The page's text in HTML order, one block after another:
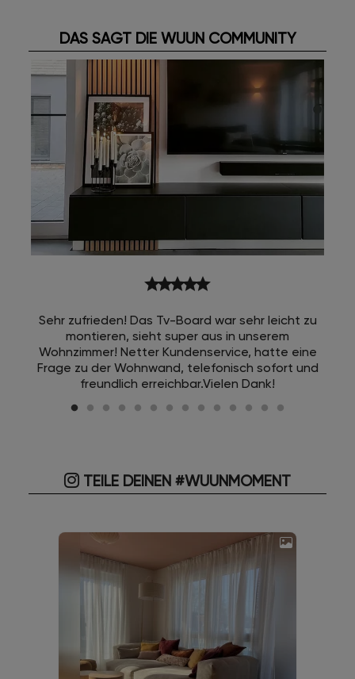
DAS SAGT DIE WUUN COMMUNITY
starstarstarstarstar
Sehr zufrieden! Das Tv-Board war sehr leicht zu
montieren, sieht super aus in unserem
Wohnzimmer! Netter Kundenservice, hatte eine
Frage zu der Wohnwand, telefonisch sofort und
freundlich erreichbar.Vielen Dank!
TEILE DEINEN #WUUNMOMENT